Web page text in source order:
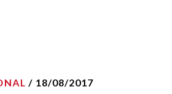
/ 18/08/2017